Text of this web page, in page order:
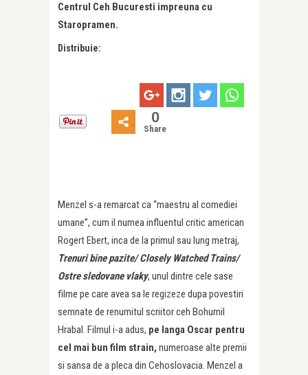
Centrul Ceh Bucuresti impreuna cu
Staropramen.
Distribuie:
0
Share
Menzel s-a remarcat ca “maestru al comediei
umane”, cum il numea influentul critic american
Rogert Ebert, inca de la primul sau lung metraj,
Trenuri bine pazite/ Closely Watched Trains/
Ostre sledovane vlaky, unul dintre cele sase
filme pe care avea sa le regizeze dupa povestiri
semnate de renumitul scriitor ceh Bohumil
Hrabal. Filmul i-a adus, pe langa Oscar pentru
cel mai bun film strain, numeroase alte premii
si sansa de a pleca din Cehoslovacia. Menzel a